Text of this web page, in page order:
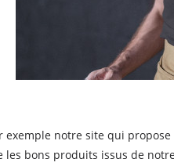
notre site qui
bons produits issus de